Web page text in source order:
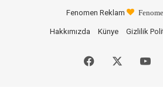
Fenomen Reklam
Hakkımızda Künye Gizlilik
Facebook